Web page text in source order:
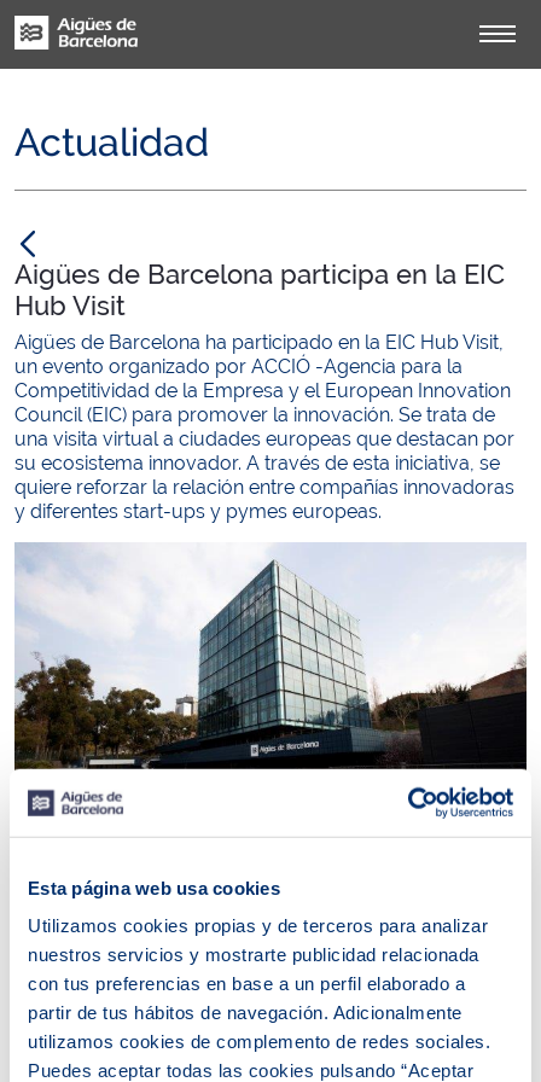
Esta página web usa cookies
Utilizamos cookies propias y de terceros para analizar
nuestros servicios y mostrarte publicidad relacionada
con tus preferencias en base a un perfil elaborado a
partir de tus hábitos de navegación. Adicionalmente
utilizamos cookies de complemento de redes sociales.
Puedes aceptar todas las cookies pulsando “Aceptar
Actualidad
Aigües de Barcelona participa en la EIC
Hub Visit
Aigües de Barcelona ha participado en la EIC Hub Visit,
un evento organizado por ACCIÓ -Agencia para la
Competitividad de la Empresa y el European Innovation
Council (EIC) para promover la innovación. Se trata de
una visita virtual a ciudades europeas que destacan por
su ecosistema innovador. A través de esta iniciativa, se
quiere reforzar la relación entre compañías innovadoras
y diferentes start-ups y pymes europeas.
refleja el carácter innovador de la ciudad. Por ello,
durante la presentación de proyectos, se han explicado a
los emprendedores interesados algunos proyectos de la
compañía, como el Tech4Climate, programa de
colaboración con la aceleradora de impacto Ship2B, y el
Start4Big, una iniciativa conjunta con otras